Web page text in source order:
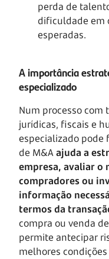
perda de
dificuldade em
esperadas.
A importância
especializado
Num processo com
jurídicas, fiscais e
especializado pode
de M&Aajuda a
empresa, avaliar
compradores ou
informação
termos da
compra ou venda
permite antecipar
melhores